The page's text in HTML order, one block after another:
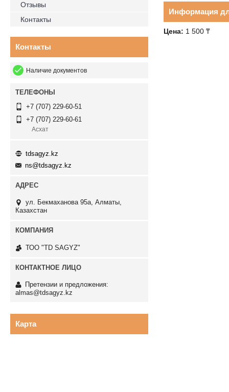
Информация
Цена: 1 500 ₸
Отзывы
Контакты
Контакты
Наличие документов
+7 (707) 229-60-51
+7 (707) 229-60-61
Асхат
tdsagyz.kz
ns@tdsagyz.kz
ул. Бекмаханова 95а, Алматы,
Казахстан
ТОО "TD SAGYZ"
Претензии и предложения:
almas@tdsagyz.kz
Карта